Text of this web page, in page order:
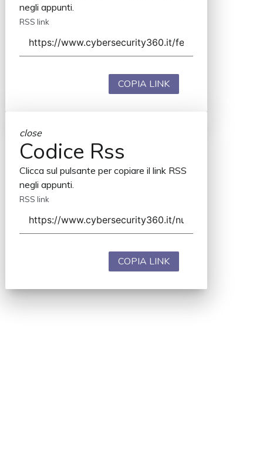
negli appunti.
RSS link
COPIA LINK
close
Codice Rss
Clicca sul pulsante per copiare il link RSS
negli appunti.
RSS link
COPIA LINK